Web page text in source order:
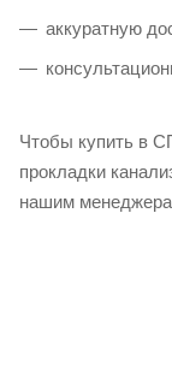
аккуратную
Чтобы купить в
прокладки
нашим